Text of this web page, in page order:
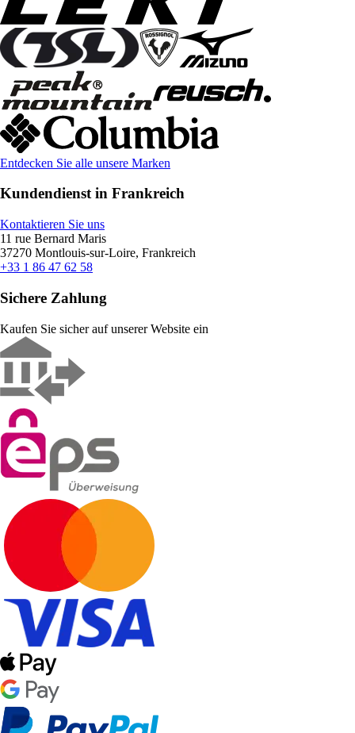
Entdecken Sie alle unsere Marken
Kundendienst in Frankreich
Kontaktieren Sie uns
11 rue Bernard Maris
37270 Montlouis-sur-Loire, Frankreich
+33 1 86 47 62 58
Sichere Zahlung
Kaufen Sie sicher auf unserer Website ein